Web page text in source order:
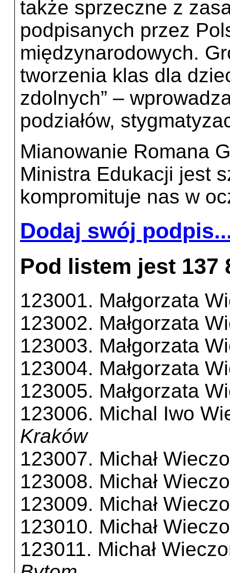
także sprzeczne z
podpisanych przez
międzynarodowych.
tworzenia klas dla
zdolnych” –
podziałów,
Mianowanie Romana
Ministra Edukacji jest
kompromituje nas w
Dodaj swój
Pod listem jest 137
123001. Małgorzata
123002. Małgorzata
123003. Małgorzata
123004. Małgorzata
123005. Małgorzata
123006. Michal Iwo
Kraków
123007. Michał
123008. Michał
123009. Michał
123010. Michał
123011. Michał